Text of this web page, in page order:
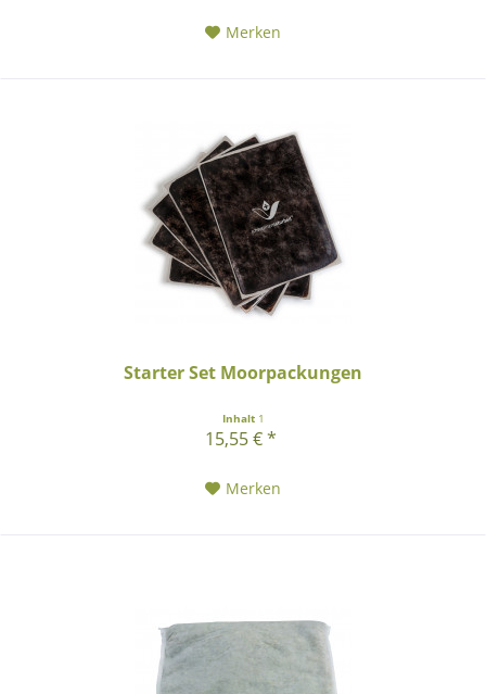
Merken
Starter Set Moorpackungen
Inhalt 1
15,55 € *
Merken